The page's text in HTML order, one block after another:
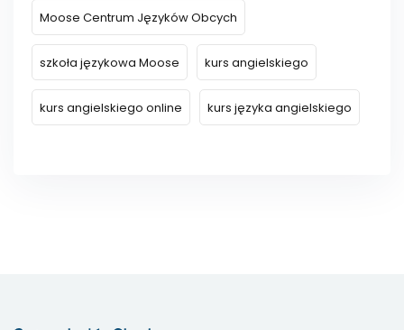
Moose Centrum Języków Obcych
szkoła językowa Moose kurs angielskiego
kurs angielskiego online kurs języka angielskiego